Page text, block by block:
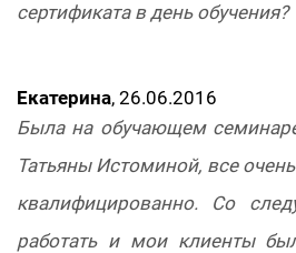
сертификата в день обучения?
Екатерина, 26.06.2016
Была на обучающем
Татьяны Истоминой, все
квалифицированно. Со
работать и мои клиенты